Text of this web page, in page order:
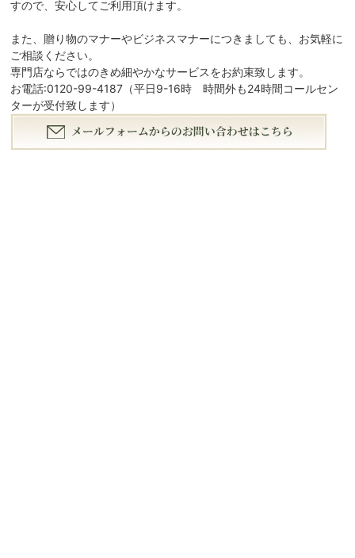
すので、安心してご利用頂けます。
また、贈り物のマナーやビジネスマナーにつきましても、お気軽に
ご相談ください。
専門店ならではのきめ細やかなサービスをお約束致します。
お電話:0120-99-4187（平日9-16時 時間外も24時間コールセン
ターが受付致します）